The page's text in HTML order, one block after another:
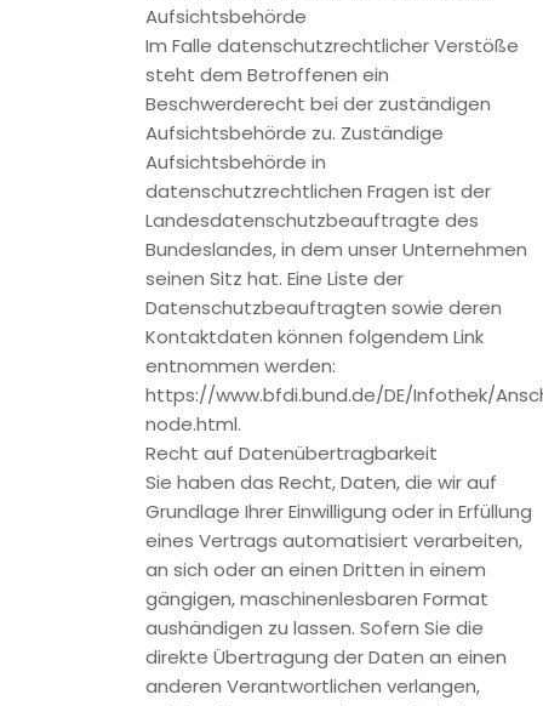
Daten, deren Herkunft und Empfänger und den Zweck der
Datenverarbeitung und ggf. ein Recht auf Berichtigung,
Sperrung oder Löschung dieser Daten. Hierzu sowie zu
weiteren Fragen zum Thema personenbezogene Daten
können Sie sich jederzeit unter der im Impressum
angegebenen Adresse an uns wenden.
Widerspruch gegen Werbe-Mails
Der Nutzung von im Rahmen der Impressumspflicht
veröffentlichten Kontaktdaten zur Übersendung von nicht
ausdrücklich angeforderter Werbung und
Informationsmaterialien wird hiermit widersprochen. Die
Betreiber der Seiten behalten sich ausdrücklich rechtliche
Schritte im Falle der unverlangten Zusendung von
Werbeinformationen, etwa durch Spam-E-Mails, vor.
3. Datenerfassung auf unserer Website
Die Internetseiten verwenden teilweise so genannte
Cookies. Cookies richten auf Ihrem Rechner keinen Schaden
an und enthalten keine Viren. Cookies dienen dazu, unser
Angebot nutzerfreundlicher, effektiver und sicherer zu
machen. Cookies sind kleine Textdateien, die auf Ihrem
Rechner abgelegt werden und die Ihr Browser speichert.
Die meisten der von uns verwendeten Cookies sind so
genannte “Session-Cookies”. Sie werden nach Ende Ihres